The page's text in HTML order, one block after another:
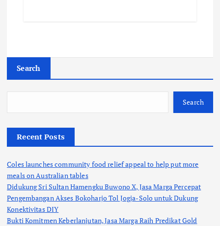
Search
Search
Recent Posts
Coles launches community food relief appeal to help put more
meals on Australian tables
Didukung Sri Sultan Hamengku Buwono X, Jasa Marga Percepat
Pengembangan Akses Bokoharjo Tol Jogja-Solo untuk Dukung
Konektivitas DIY
Bukti Komitmen Keberlanjutan, Jasa Marga Raih Predikat Gold